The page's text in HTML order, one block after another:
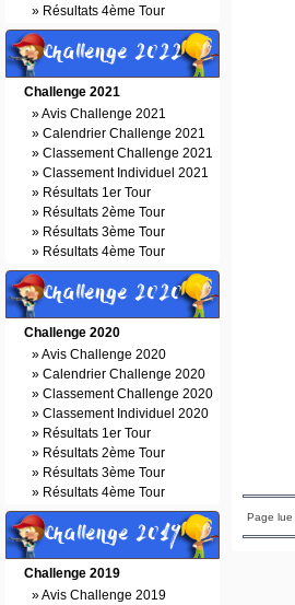
» Résultats 4ème Tour
Challenge 2022
Challenge 2021
»Avis Challenge 2021
» Calendrier Challenge 2021
» Classement Challenge 2021
» Classement Individuel 2021
» Résultats 1er Tour
» Résultats 2ème Tour
» Résultats 3ème Tour
» Résultats 4ème Tour
Challenge 2020
Challenge 2020
»Avis Challenge 2020
» Calendrier Challenge 2020
» Classement Challenge 2020
» Classement Individuel 2020
» Résultats 1er Tour
» Résultats 2ème Tour
» Résultats 3ème Tour
» Résultats 4ème Tour
Challenge 2019
Challenge 2019
»Avis Challenge 2019
Page lue